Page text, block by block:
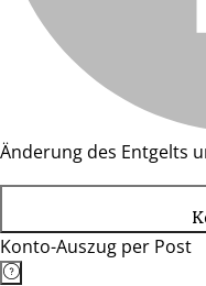
Änderung des Entgelts
Konto-Auszug per Post